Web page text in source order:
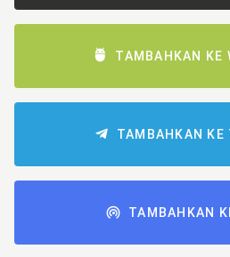
TAMBAHKAN KE
TAMBAHKAN KE
TAMBAHKAN